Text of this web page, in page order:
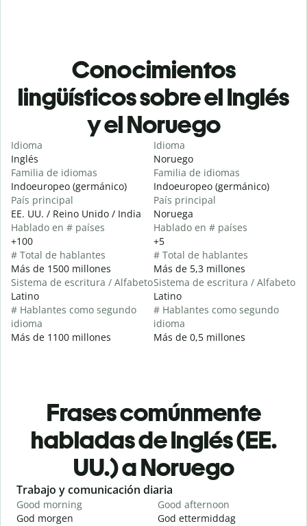
Conocimientos
lingüísticos sobre el Inglés
y el Noruego
Idioma
Inglés
Familia de idiomas
Indoeuropeo (germánico)
País principal
EE. UU. / Reino Unido / India
Hablado en # países
+100
# Total de hablantes
Más de 1500 millones
Sistema de escritura / Alfabeto
Latino
# Hablantes como segundo
idioma
Más de 1100 millones
Idioma
Noruego
Familia de idiomas
Indoeuropeo (germánico)
País principal
Noruega
Hablado en # países
+5
# Total de hablantes
Más de 5,3 millones
Sistema de escritura / Alfabeto
Latino
# Hablantes como segundo
idioma
Más de 0,5 millones
Frases comúnmente
habladas de Inglés (EE.
UU.) a Noruego
Slide 1 of 6
Trabajo y comunicación diaria
Good morning
God morgen
Good afternoon
God ettermiddag